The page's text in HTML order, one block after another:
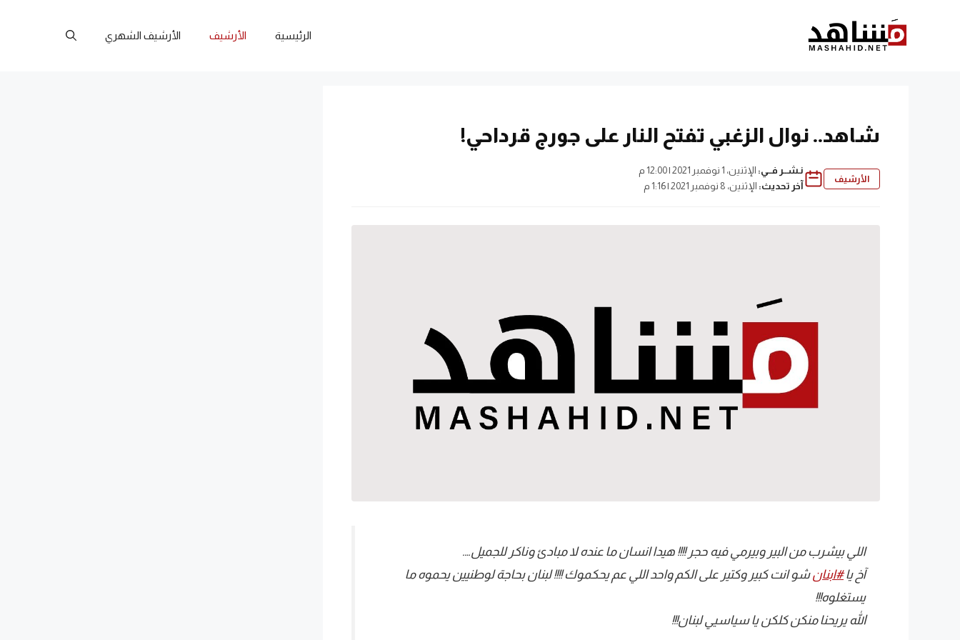
الرئيسية الأرشيف الأرشيف الشهري
شاهد.. نوال الزغبي تفتح النار على جورج قرداحي!
الأرشيف
نـشــر فــي: الإثنين، 1 نوفمبر 2021 | 12:00 م
آخر تحديث: الإثنين، 8 نوفمبر 2021 | 1:16 م
اللي بيشرب من البير وبيرمي فيه حجر !!!! هيدا انسان ما عنده لا مبادئ وناكر للجميل….
آخ يا#ابنانشو انت كبير وكتير على الكم واحد اللي عم يحكموك !!!! لبنان بحاجة لوطنيين يحموه ما
يستغلوه!!!
الله يريحنا منكن كلكن يا سياسيي لبنان!!!